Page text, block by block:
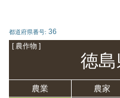
都道府県番号: 36
[ 農作物 ]
徳島
農業 農家